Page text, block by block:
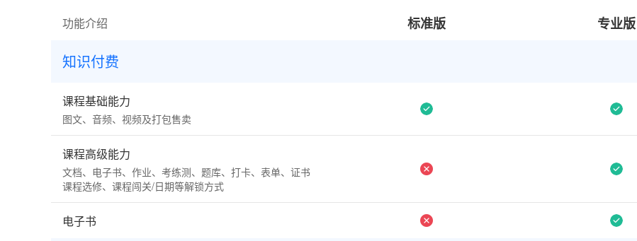
功能介绍 标准版 专业版
知识付费
课程基础能力
图文、音频、视频及打包售卖
课程高级能力
文档、电子书、作业、考练测、题库、打卡、表单、证书
课程选修、课程闯关/日期等解锁方式
电子书